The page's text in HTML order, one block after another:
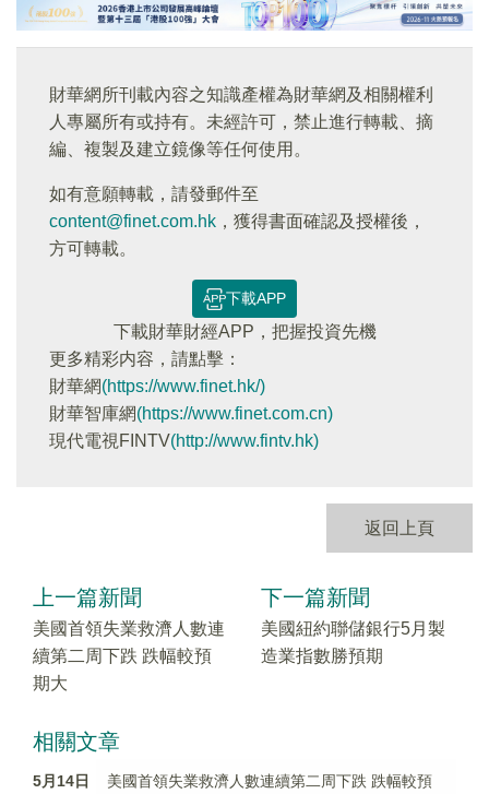
財華網所刊載內容之知識產權為財華網及相關權利
人專屬所有或持有。未經許可，禁止進行轉載、摘
編、複製及建立鏡像等任何使用。
如有意願轉載，請發郵件至
content@finet.com.hk ，獲得書面確認及授權後，
方可轉載。
下載APP
下載財華財經APP，把握投資先機
更多精彩内容，請點擊：
財華網(https://www.finet.hk/)
財華智庫網(https://www.finet.com.cn)
現代電視FINTV(http://www.fintv.hk)
返回上頁
上一篇新聞
美國首領失業救濟人數連
續第二周下跌 跌幅較預
期大
下一篇新聞
美國紐約聯儲銀行5月製
造業指數勝預期
相關文章
5月14日 美國首領失業救濟人數連續第二周下跌 跌幅較預